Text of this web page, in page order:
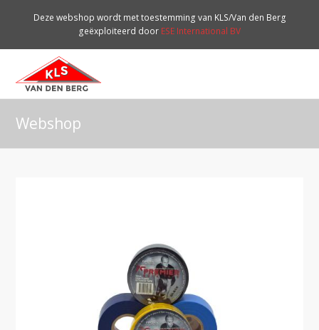
Deze webshop wordt met toestemming van KLS/Van den Berg
geëxploiteerd door ESE International BV
Webshop